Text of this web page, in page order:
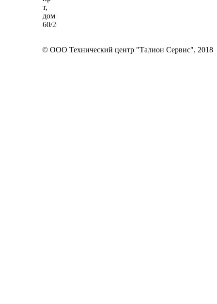
т,
дом
60/2
© ООО Технический центр "Талион Сервис", 2018